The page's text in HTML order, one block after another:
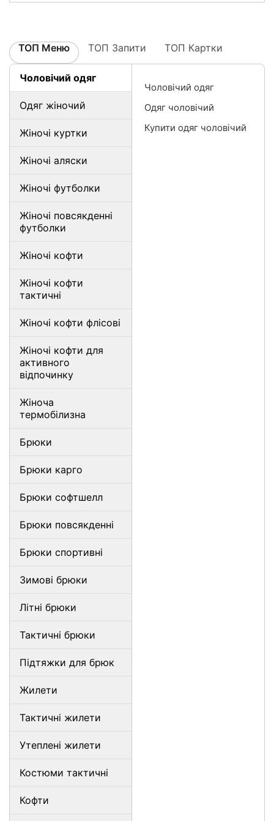
ТОП Меню ТОП Запити ТОП Картки
Чоловічий одяг
Одяг жіночий
Жіночі куртки
Жіночі аляски
Жіночі футболки
Жіночі повсякденні
футболки
Жіночі кофти
Жіночі кофти
тактичні
Жіночі кофти флісові
Жіночі кофти для
активного
відпочинку
Жіноча
термобілизна
Брюки
Брюки карго
Брюки софтшелл
Брюки повсякденні
Брюки спортивні
Зимові брюки
Літні брюки
Тактичні брюки
Підтяжки для брюк
Жилети
Тактичні жилети
Утеплені жилети
Костюми тактичні
Кофти
Чоловічий одяг
Одяг чоловічий
Купити одяг чоловічий